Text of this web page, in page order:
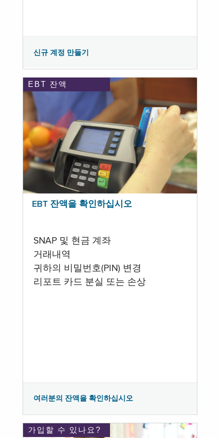
신규 계정 만들기
EBT 잔액
EBT 잔액을 확인하십시오
SNAP 및 현금 계좌
거래내역
귀하의 비밀번호(PIN) 변경
리포트 카드 분실 또는 손상
여러분의 잔액을 확인하십시오
가입할 수 있나요?